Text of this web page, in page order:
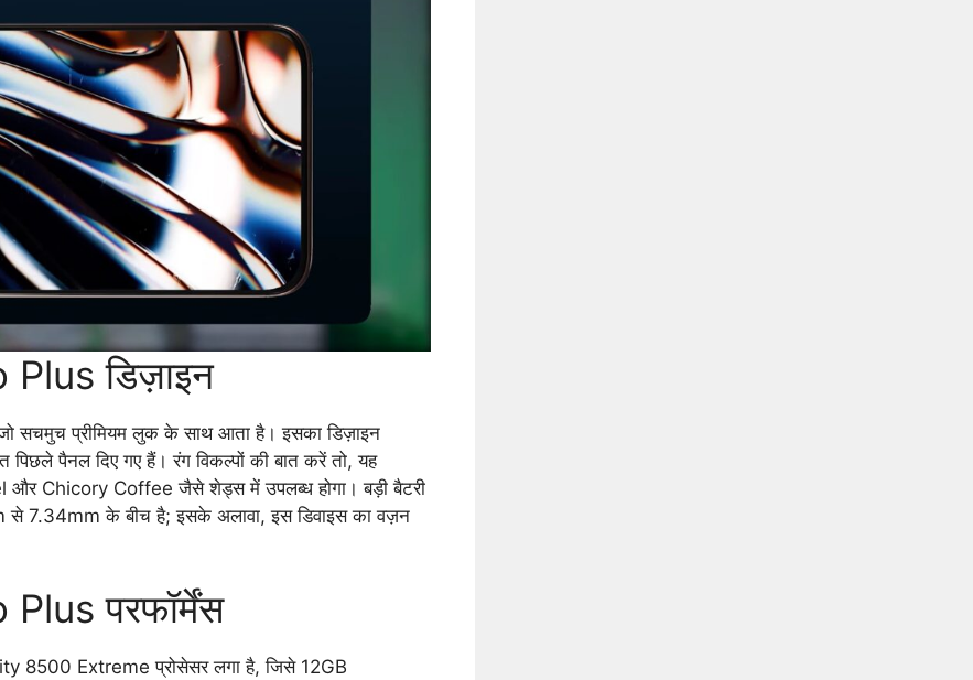
डिज़ाइन
सचमुच प्रीमियम लुक के साथ आता है। इसका डिज़ाइन
पैनल दिए गए हैं। रंग विकल्पों की बात करें तो, यह
Chicory Coffee जैसे शेड्स में उपलब्ध होगा। बड़ी बैटरी
से 7.34mm के बीच है; इसके अलावा, इस डिवाइस का वज़न
परफॉर्मेंस
Extreme प्रोसेसर लगा है, जिसे 12GB